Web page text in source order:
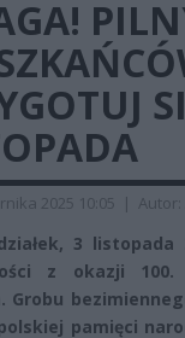
2025 10:05 | Autor:
3 listopada
z okazji 100.
Grobu
pamięci